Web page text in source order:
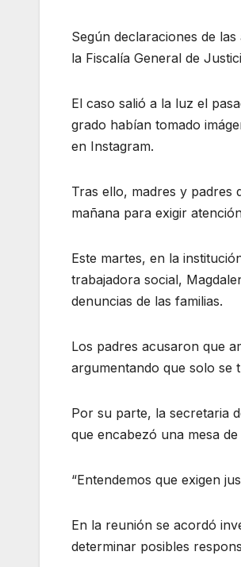
Según declaraciones de
la Fiscalía General de
El caso salió a la luz el
grado habían tomado
en Instagram.
Tras ello, madres y
mañana para exigir
Este martes, en la
trabajadora social,
denuncias de las familias.
Los padres acusaron que
argumentando que solo se
Por su parte, la secretaria
que encabezó una mesa
“Entendemos que exigen
En la reunión se acordó
determinar posibles